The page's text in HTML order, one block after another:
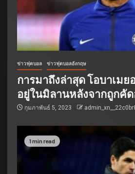
ข่าวฟุตบอล ข่าวฟุตบอลอังกฤษ
การมาถึงล่าสุด โอบาเมย
อยู่ในมิลานหลังจากถูกคั
กุมภาพันธ์ 5, 2023
1 min read